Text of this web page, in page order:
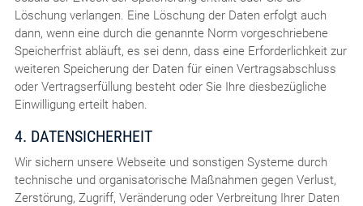
Löschung verlangen. Eine Löschung der Daten erfolgt auch
dann, wenn eine durch die genannte Norm vorgeschriebene
Speicherfrist abläuft, es sei denn, dass eine Erforderlichkeit zur
weiteren Speicherung der Daten für einen Vertragsabschluss
oder Vertragserfüllung besteht oder Sie Ihre diesbezügliche
Einwilligung erteilt haben.
4. DATENSICHERHEIT
Wir sichern unsere Webseite und sonstigen Systeme durch
technische und organisatorische Maßnahmen gegen Verlust,
Zerstörung, Zugriff, Veränderung oder Verbreitung Ihrer Daten